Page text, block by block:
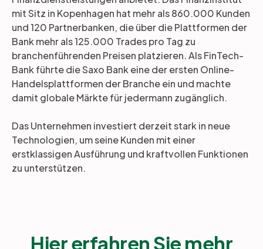
mit Sitz in Kopenhagen hat mehr als 860.000 Kunden
und 120 Partnerbanken, die über die Plattformen der
Bank mehr als 125.000 Trades pro Tag zu
branchenführenden Preisen platzieren. Als FinTech-
Bank führte die Saxo Bank eine der ersten Online-
Handelsplattformen der Branche ein und machte
damit globale Märkte für jedermann zugänglich.
Das Unternehmen investiert derzeit stark in neue
Technologien, um seine Kunden mit einer
erstklassigen Ausführung und kraftvollen Funktionen
zu unterstützen.
Hier erfahren Sie mehr